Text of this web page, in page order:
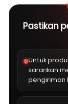
Pastikan
Untuk
sarankan
pengiriman